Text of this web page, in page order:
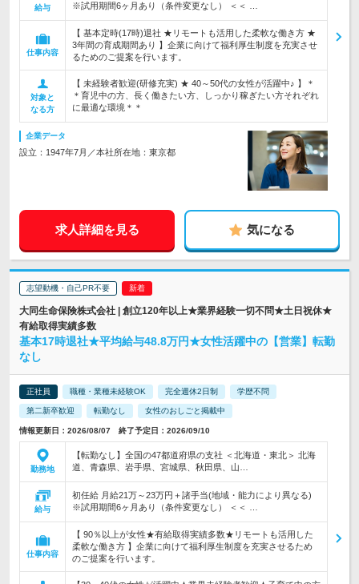
給与
※試用期間6ヶ月あり（条件変更なし） ＜＜ …
仕事内容
【 基本定時(17時)退社 ★リモートも活用した柔軟な働き方 ★
3年間の育成期間あり 】企業に向けて福利厚生制度を充実させ
るためのご提案を行います。
対象と
なる方
【 未経験者歓迎(研修充実) ★ 40～50代の女性が活躍中♪ 】＊
＊育児中の方、長く働きたい方、しっかり稼ぎたい方それぞれ
に最適な環境＊＊
企業データ
設立：1947年7月／本社所在地：東京都
求人詳細を見る 気になる
志望動機・自己PR不要
大同生命保険株式会社 | 創立120年以上★業界経験一切不問★土日祝休★
有給取得実績多数
基本17時退社★平均給与48.8万円★女性活躍中の【営業】転勤
なし
正社員 職種・業種未経験OK 完全週休2日制 学歴不問
第二新卒歓迎 転勤なし 女性のおしごと掲載中
情報更新日：2026/08/07 終了予定日：2026/09/10
勤務地
【転勤なし】全国の47都道府県の支社 ＜北海道・東北＞ 北海
道、青森県、岩手県、宮城県、秋田県、山…
給与
初任給 月給21万～23万円＋諸手当(地域・能力により異なる)
※試用期間6ヶ月あり（条件変更なし） ＜＜ …
仕事内容
【 90％以上が女性★有給取得実績多数★リモートも活用した
柔軟な働き方 】企業に向けて福利厚生制度を充実させるため
のご提案を行います。